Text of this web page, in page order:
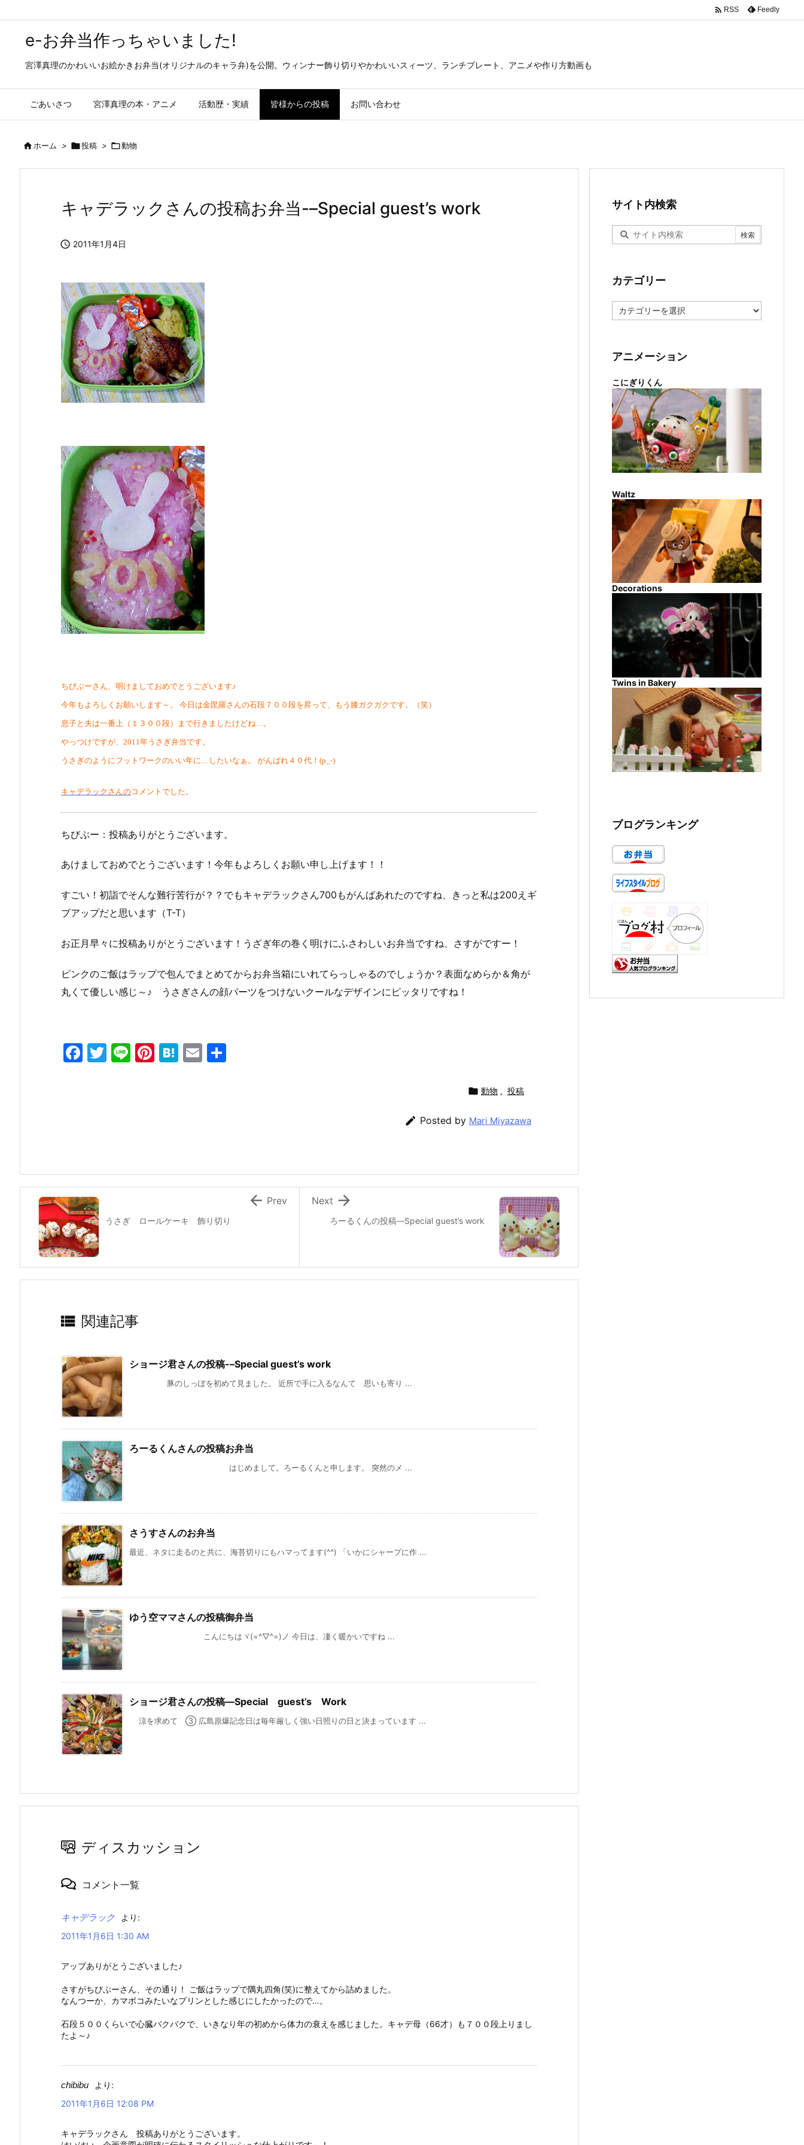
e-お弁当作っちゃいました!
宮澤真理のかわいいお絵かきお弁当(オリジナルのキャラ弁)を公開。ウィンナー飾り切りやかわいいスィーツ、ランチプレート、アニメや作り方動画も
ごあいさつ 宮澤真理の本・アニメ 活動歴・実績 皆様からの投稿 お問い合わせ
 RSS Feedly
ホーム > 投稿 > 動物
キャデラックさんの投稿お弁当-–Special guest’s work
 2011年1月4日
ちびぶーさん、明けましておめでとうございます♪
今年もよろしくお願いします～。 今日は金毘羅さんの石段７００段を昇って、もう膝ガクガクです。（笑）
息子と夫は一番上（１３００段）まで行きましたけどね…。
やっつけですが、2011年うさぎ弁当です。
うさぎのようにフットワークのいい年に…したいなぁ。 がんばれ４０代！(p_-)
キャデラックさんのコメントでした。
ちびぶー：投稿ありがとうございます。
あけましておめでとうございます！今年もよろしくお願い申し上げます！！
すごい！初詣でそんな難行苦行が？？でもキャデラックさん700もがんばあれたのですね、きっと私は200えギ
ブアップだと思います（T-T）
お正月早々に投稿ありがとうございます！うざぎ年の巻く明けにふさわしいお弁当ですね、さすがですー！
ピンクのご飯はラップで包んでまとめてからお弁当箱にいれてらっしゃるのでしょうか？表面なめらか＆角が
丸くて優しい感じ～♪ うさぎさんの顔パーツをつけないクールなデザインにピッタリですね！
F
k
T
Li Pi H
E
 動物 , 投稿
 Posted by Mari Miyazawa
ろーるくんの投稿-–Special guest’s work

Next
うさぎ ロールケーキ 飾り切り
 Prev
 関連記事
ショージ君さんの投稿-–Special guest’s work
豚のしっぽを初めて見ました。 近所で手に入るなんて 思いも寄り ...
ろーるくんさんの投稿お弁当
はじめまして。ろーるくんと申します。 突然のメ ...
さうすさんのお弁当
最近、ネタに走るのと共に、海苔切りにもハマってます(^^) 「いかにシャープに作 ...
ゆう空ママさんの投稿御弁当
こんにちはヾ(=^▽^=)ノ 今日は、凄く暖かいですね ...
ショージ君さんの投稿—Special guest’s Work
涼を求めて ③ 広島原爆記念日は毎年厳しく強い日照りの日と決まっています ...
ディスカッション
コメント一覧
キャデラック
より:
2011年1月6日 1:30 AM
アップありがとうございました♪
さすがちびぶーさん、その通り！ ご飯はラップで隅丸四角(笑)に整えてから詰めました。
なんつーか、カマボコみたいなプリンとした感じにしたかったので…。
石段５００くらいで心臓バクバクで、いきなり年の初めから体力の衰えを感じました。キャデ母（66才）も７００段上りまし
たよ～♪
chibibu
より:
2011年1月6日 12:08 PM
キャデラックさん 投稿ありがとうございます。
サイト内検索
カテゴリー
テ
ー
アニメーション
こにぎりくん
Waltz
Decorations
Twins in Bakery
ブログランキング